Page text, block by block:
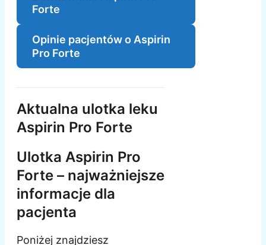
Forte
Opinie pacjentów o Aspirin
Pro Forte
Aktualna ulotka leku
Aspirin Pro Forte
Ulotka Aspirin Pro
Forte – najważniejsze
informacje dla
pacjenta
Poniżej znajdziesz